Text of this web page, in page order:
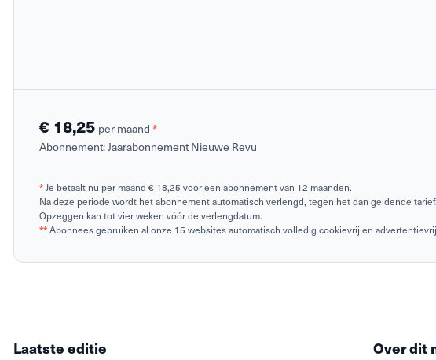
€ 18,25 per maand *
Abonnement:Jaarabonnement Nieuwe Revu
*Je betaalt nu per maand € 18,25 voor een abonnement van 12 maanden.
Na deze periode wordt het abonnement automatisch verlengd, tegen het dan geldende tarief.
Opzeggen kan tot vier weken vóór de verlengdatum.
**Abonnees gebruiken al onze 15 websites automatisch volledig cookievrij en
Laatste editie Over dit